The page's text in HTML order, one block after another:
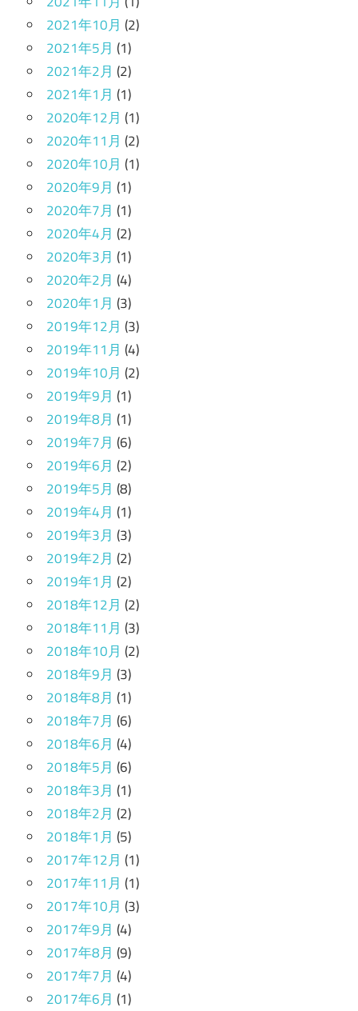
2021年10月 (2)
2021年5月 (1)
2021年2月 (2)
2021年1月 (1)
2020年12月 (1)
2020年11月 (2)
2020年10月 (1)
2020年9月 (1)
2020年7月 (1)
2020年4月 (2)
2020年3月 (1)
2020年2月 (4)
2020年1月 (3)
2019年12月 (3)
2019年11月 (4)
2019年10月 (2)
2019年9月 (1)
2019年8月 (1)
2019年7月 (6)
2019年6月 (2)
2019年5月 (8)
2019年4月 (1)
2019年3月 (3)
2019年2月 (2)
2019年1月 (2)
2018年12月 (2)
2018年11月 (3)
2018年10月 (2)
2018年9月 (3)
2018年8月 (1)
2018年7月 (6)
2018年6月 (4)
2018年5月 (6)
2018年3月 (1)
2018年2月 (2)
2018年1月 (5)
2017年12月 (1)
2017年11月 (1)
2017年10月 (3)
2017年9月 (4)
2017年8月 (9)
2017年7月 (4)
2017年6月 (1)